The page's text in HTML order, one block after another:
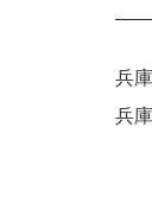
兵
兵